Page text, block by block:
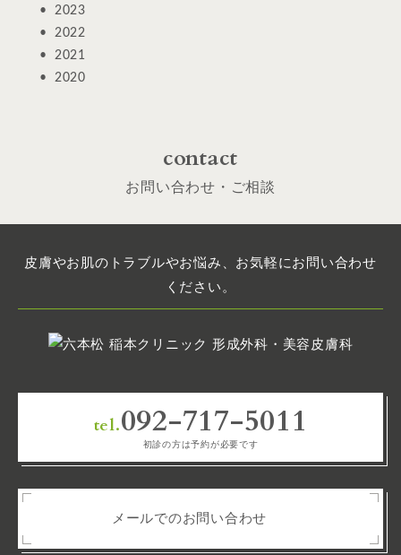
2023
2022
2021
2020
contact
お問い合わせ・ご相談
皮膚やお肌のトラブルやお悩み、お気軽にお問い合わせ
ください。
tel.092-717-5011
初診の方は予約が必要です
メールでのお問い合わせ